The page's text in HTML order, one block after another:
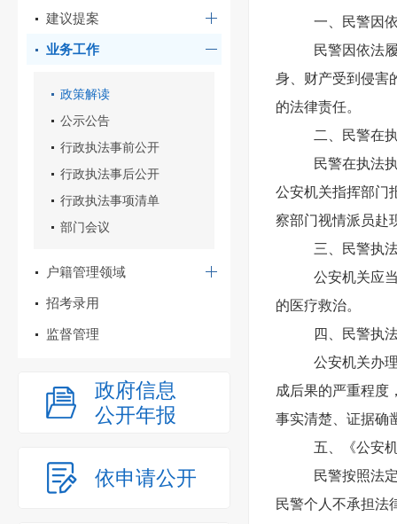
建议提案
业务工作
政策解读
公示公告
行政执法事前公开
行政执法事后公开
行政执法事项清单
部门会议
户籍管理领域
招考录用
监督管理
政府信息
公开年报
依申请公开
一、民警因
民警因依法
身、财产受到侵害
的法律责任。
二、民警在
民警在执法
公安机关指挥部门
察部门视情派员赴
三、民警执
公安机关应
的医疗救治。
四、民警执
公安机关办
成后果的严重程度
事实清楚、证据确
五、《公安
民警按照法
民警个人不承担法